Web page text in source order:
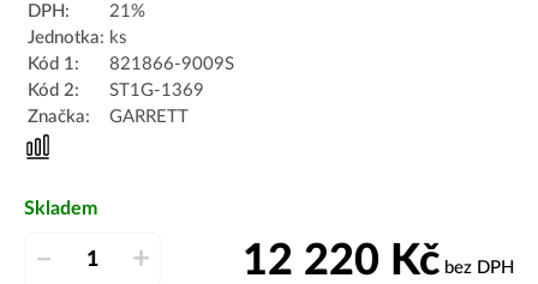
DPH:
21%
Jednotka: ks
Kód 1:
821866-9009S
Kód 2:
ST1G-1369
Značka:
GARRETT
Skladem
– + 12 220 Kč bez DPH